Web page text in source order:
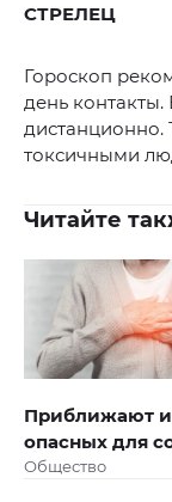
СТРЕЛЕЦ
Гороскоп
день
дистанционно.
токсичными
Читайте
Приближают
опасных для
Общество